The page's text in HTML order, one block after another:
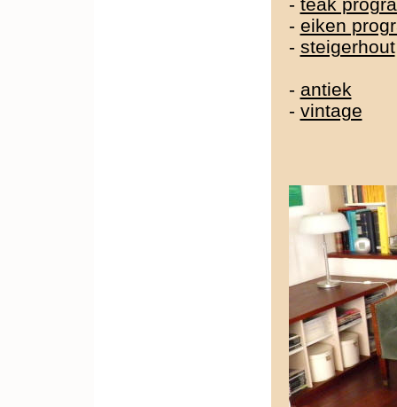
- eiken
- steigerhout
- antiek
- vintage